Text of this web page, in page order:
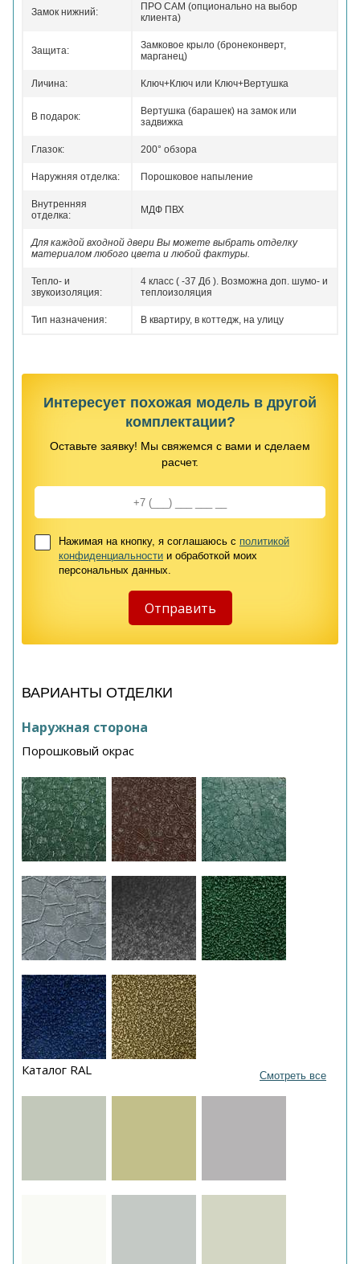
Замок нижний:
ПРО САМ (опционально на выбор
клиента)
Защита:
Замковое крыло (бронеконверт,
марганец)
Личина: Ключ+Ключ или Ключ+Вертушка
В подарок:
Вертушка (барашек) на замок или
задвижка
Глазок: 200° обзора
Наружняя отделка: Порошковое напыление
Внутренняя
отделка:
МДФ ПВХ
Для каждой входной двери Вы можете выбрать отделку
материалом любого цвета и любой фактуры.
Тепло- и
звукоизоляция:
4 класс ( -37 Дб ). Возможна доп. шумо- и
теплоизоляция
Тип назначения: В квартиру, в коттедж, на улицу
Интересует похожая модель в другой
комплектации?
Оставьте заявку! Мы свяжемся с вами и сделаем
расчет.
Нажимая на кнопку, я соглашаюсь с политикой
конфиденциальности и обработкой моих
персональных данных.
ВАРИАНТЫ ОТДЕЛКИ
Наружная сторона
Порошковый окрас
Смотреть все
Каталог RAL